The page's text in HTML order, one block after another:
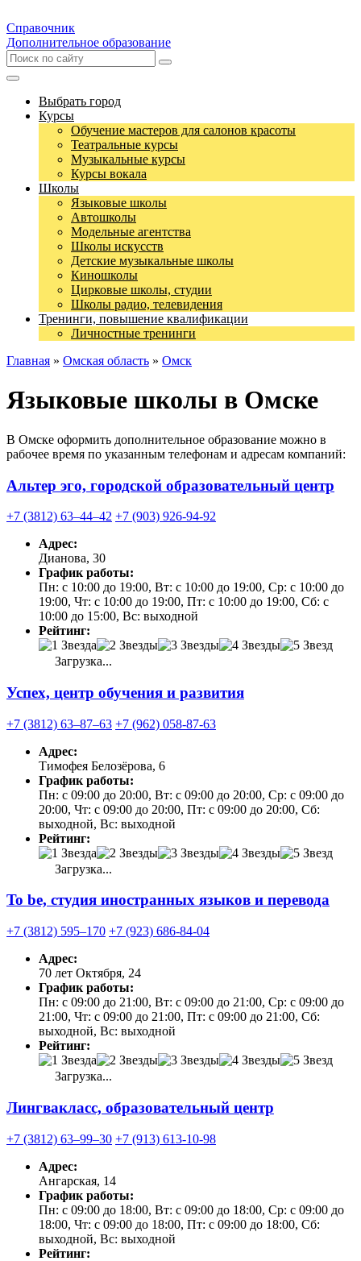
Справочник
Дополнительное образование
Выбрать город
Курсы
Обучение мастеров для салонов красоты
Театральные курсы
Музыкальные курсы
Курсы вокала
Школы
Языковые школы
Автошколы
Модельные агентства
Школы искусств
Детские музыкальные школы
Киношколы
Цирковые школы, студии
Школы радио, телевидения
Тренинги, повышение квалификации
Личностные тренинги
Главная » Омская область » Омск
Языковые школы в Омске
В Омске оформить дополнительное образование можно в
рабочее время по указанным телефонам и адресам компаний:
Альтер эго, городской образовательный центр
+7 (3812) 63‒44‒42 +7 (903) 926-94-92
Адрес:
Дианова, 30
График работы:
Пн: с 10:00 до 19:00, Вт: с 10:00 до 19:00, Ср: с 10:00 до
19:00, Чт: с 10:00 до 19:00, Пт: с 10:00 до 19:00, Сб: с
10:00 до 15:00, Вс: выходной
Рейтинг:
Загрузка...
Успех, центр обучения и развития
+7 (3812) 63‒87‒63 +7 (962) 058-87-63
Адрес:
Тимофея Белозёрова, 6
График работы:
Пн: с 09:00 до 20:00, Вт: с 09:00 до 20:00, Ср: с 09:00 до
20:00, Чт: с 09:00 до 20:00, Пт: с 09:00 до 20:00, Сб:
выходной, Вс: выходной
Рейтинг:
Загрузка...
To be, студия иностранных языков и перевода
+7 (3812) 595‒170 +7 (923) 686-84-04
Адрес:
70 лет Октября, 24
График работы:
Пн: с 09:00 до 21:00, Вт: с 09:00 до 21:00, Ср: с 09:00 до
21:00, Чт: с 09:00 до 21:00, Пт: с 09:00 до 21:00, Сб:
выходной, Вс: выходной
Рейтинг:
Загрузка...
Лингвакласс, образовательный центр
+7 (3812) 63‒99‒30 +7 (913) 613-10-98
Адрес:
Ангарская, 14
График работы:
Пн: с 09:00 до 18:00, Вт: с 09:00 до 18:00, Ср: с 09:00 до
18:00, Чт: с 09:00 до 18:00, Пт: с 09:00 до 18:00, Сб:
выходной, Вс: выходной
Рейтинг: